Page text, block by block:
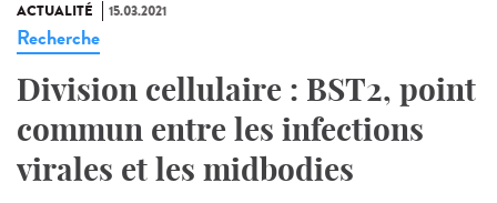
ACTUALITÉ 15.03.2021
Recherche
Division cellulaire : BST2, point
commun entre les infections
virales et les midbodies